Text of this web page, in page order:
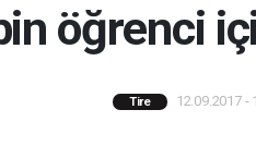
öğrenci
Tire 12.09.2017 -